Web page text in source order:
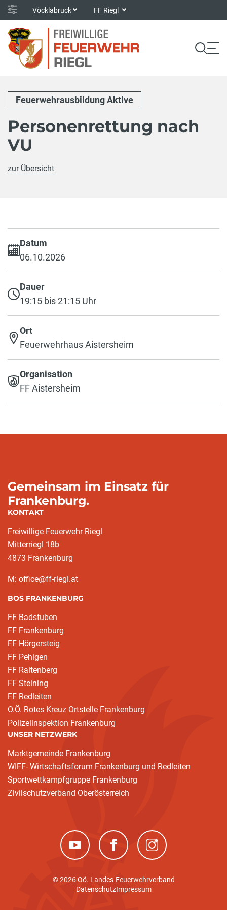
Vöcklabruck FF Riegl
Feuerwehrausbildung Aktive
Personenrettung nach
VU
zur Übersicht
Datum
06.10.2026
Dauer
19:15 bis 21:15 Uhr
Ort
Feuerwehrhaus Aistersheim
Organisation
FF Aistersheim
Gemeinsam im Einsatz für
Frankenburg.
KONTAKT
Freiwillige Feuerwehr Riegl
Mitterriegl 18b
4873 Frankenburg
M: office@ff-riegl.at
BOS FRANKENBURG
FF Badstuben
FF Frankenburg
FF Hörgersteig
FF Pehigen
FF Raitenberg
FF Steining
FF Redleiten
O.Ö. Rotes Kreuz Ortstelle Frankenburg
Polizeiinspektion Frankenburg
UNSER NETZWERK
Marktgemeinde Frankenburg
WIFF- Wirtschaftsforum Frankenburg und Redleiten
Sportwettkampfgruppe Frankenburg
Zivilschutzverband Oberösterreich
(neues Fenster)(neues Fenster)(neues Fenster)
© 2026 Oö. Landes-Feuerwehrverband
DatenschutzImpressum